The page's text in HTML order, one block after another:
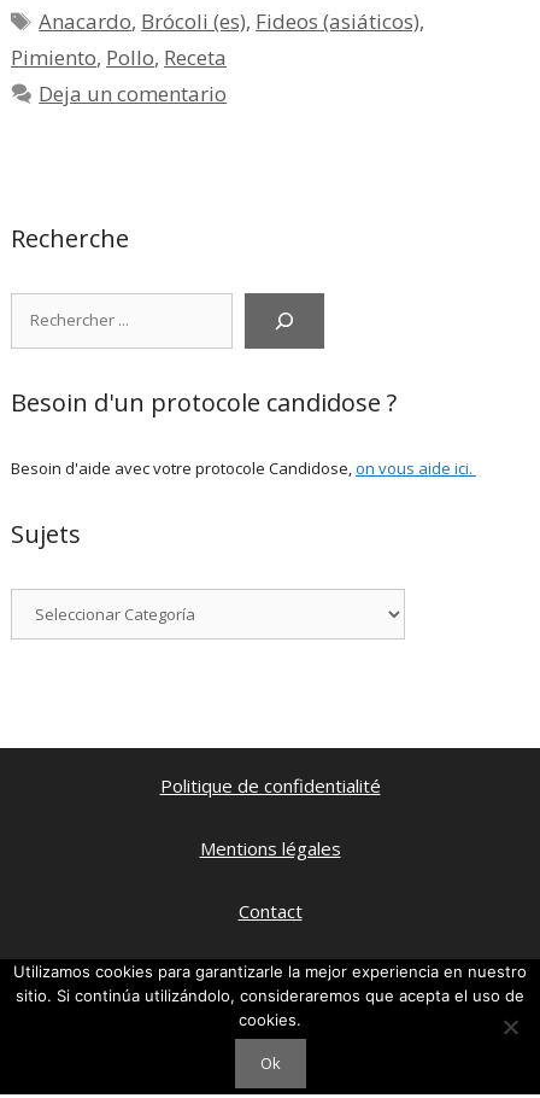
Etiquetas
Anacardo, Brócoli (es), Fideos (asiáticos),
Pimiento, Pollo, Receta
Deja un comentario
Recherche
Besoin d'un protocole candidose ?
Besoin d'aide avec votre protocole Candidose,on vous aide ici.
Sujets
Politique de confidentialité
Mentions légales
Contact
Qui suis je ?
Ma chaine Youtube
© FREECOCOTTE2026
Utilizamos cookies para garantizarle la mejor experiencia en nuestro
sitio. Si continúa utilizándolo, consideraremos que acepta el uso de
cookies.
Ok